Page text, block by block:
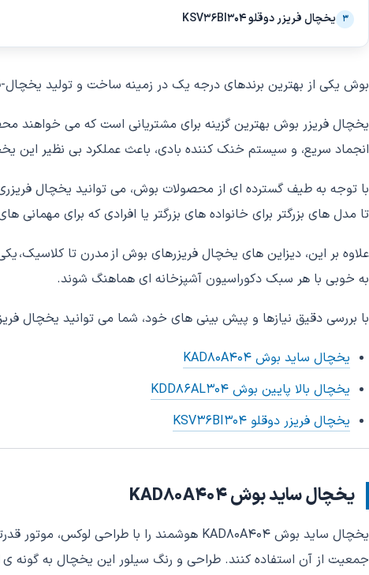
۳ یخچال فریزر دوقلو KSV36BI304
بوش یکی از بهترین برندهای درجه یک در زمینه ساخت و تولید
یخچال فریزر بوش بهترین گزینه برای مشتریانی است که می خواهند
انجماد سریع، و سیستم خنک کننده بادی، باعث عملکرد بی نظیر این
با توجه به طیف گسترده ای از محصولات بوش، می توانید یخچال
تا مدل های بزرگتر برای خانواده های بزرگتر یا افرادی که برای مهمانی
علاوه بر این، دیزاین های یخچال فریزرهای بوش از مدرن تا کلاسیک،
به خوبی با هر سبک دکوراسیون آشپزخانه ای هماهنگ شوند.
با بررسی دقیق نیازها و پیش بینی های خود، شما می توانید یخچال
یخچال ساید بوش KAD80A404
یخچال بالا پایین بوش KDD86AL304
یخچال فریزر دوقلو KSV36BI304
یخچال ساید بوش KAD80A404
جمعیت از آن استفاده کنند. طراحی و رنگ سیلور این یخچال به